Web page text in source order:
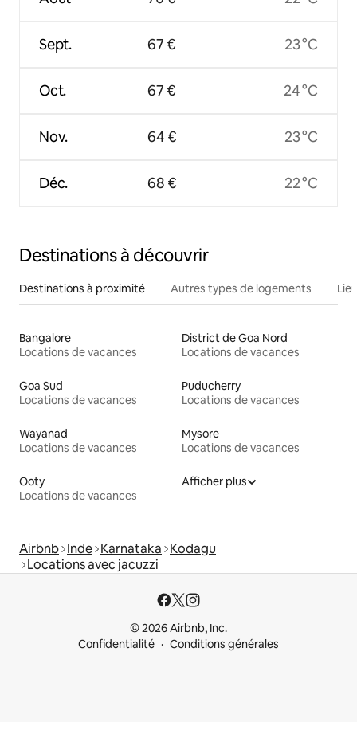
Sept.
Oct.
Nov.
Déc.
67 €
67 €
64 €
68 €
23 °C
24 °C
23 °C
22 °C
Destinations à découvrir
Destinations à proximité Autres types de logements
Bangalore
Locations de vacances
District de Goa Nord
Locations de vacances
Goa Sud
Locations de vacances
Puducherry
Locations de vacances
Wayanad
Locations de vacances
Mysore
Locations de vacances
Ooty
Locations de vacances
Afficher plus
Airbnb Inde Karnataka Kodagu
Locations avec jacuzzi
© 2026 Airbnb, Inc.
Confidentialité
Conditions générales